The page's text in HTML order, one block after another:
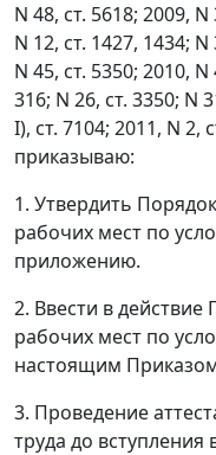
N 48, ст. 5618; 2009, N
N 12, ст. 1427, 1434;
N 45, ст. 5350; 2010, N
316; N 26, ст. 3350; N
I), ст. 7104; 2011, N 2,
приказываю:
1. Утвердить Порядок
рабочих мест по
приложению.
2. Ввести в действие
рабочих мест по
настоящим
3. Проведение
труда до вступления